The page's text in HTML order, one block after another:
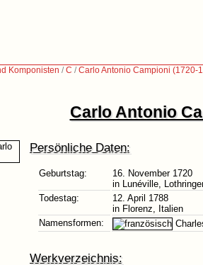
Komponisten /C /Carlo Antonio Campioni (1720-
Carlo Antonio
Persönliche Daten:
Geburtstag:
16. November 1720
in Lunéville,
Todestag:
12. April 1788
in Florenz, Italien
Namensformen:
Werkverzeichnis: